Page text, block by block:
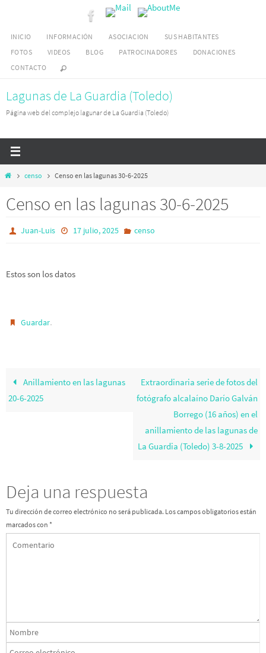
contenido
INICIO INFORMACIÓN ASOCIACION
SUS HABITANTES
FOTOS
VIDEOS BLOG PATROCINADORES
DONACIONES
CONTACTO
Lagunas de La Guardia (Toledo)
Página web del complejo lagunar de La Guardia (Toledo)
Iniciocenso Censo en las lagunas 30-6-2025
Censo en las lagunas 30-6-2025
Juan-Luis 17 julio, 2025 censo
Estos son los datos
Guardar.
Anillamiento en las lagunas
20-6-2025
Extraordinaria serie de fotos del
fotógrafo alcalaíno Darío Galván
Borrego (16 años) en el
anillamiento de las lagunas de
La Guardia (Toledo) 3-8-2025
Deja una respuesta
Tu dirección de correo electrónico no será publicada. Los campos obligatorios están
marcados con *